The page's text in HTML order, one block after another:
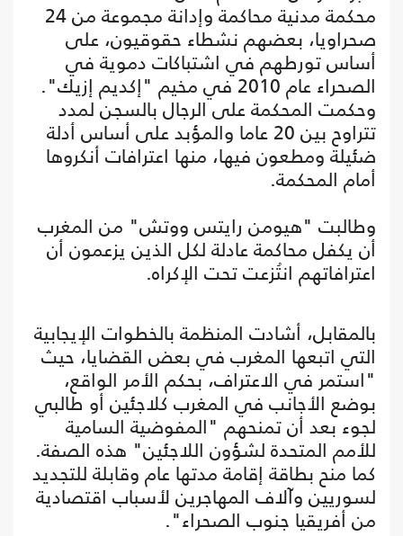
محكمة مدنية محاكمة وإدانة مجموعة من 24
صحراويا، بعضهم نشطاء حقوقيون، على
أساس تورطهم في اشتباكات دموية في
الصحراء عام 2010 في مخيم "إكديم إزيك".
وحكمت المحكمة على الرجال بالسجن لمدد
تتراوح بين 20 عاما والمؤبد على أساس أدلة
ضئيلة ومطعون فيها، منها اعترافات أنكروها
أمام المحكمة.
وطالبت "هيومن رايتس ووتش" من المغرب
أن يكفل محاكمة عادلة لكل الذين يزعمون أن
اعترافاتهم انتُزعت تحت الإكراه.
بالمقابل، أشادت المنظمة بالخطوات الإيجابية
التي اتبعها المغرب في بعض القضايا، حيث
"استمر في الاعتراف، بحكم الأمر الواقع،
بوضع الأجانب في المغرب كلاجئين أو طالبي
لجوء بعد أن تمنحهم "المفوضية السامية
للأمم المتحدة لشؤون اللاجئين" هذه الصفة.
كما منح بطاقة إقامة مدتها عام وقابلة للتجديد
لسوريين وآلاف المهاجرين لأسباب اقتصادية
من أفريقيا جنوب الصحراء".